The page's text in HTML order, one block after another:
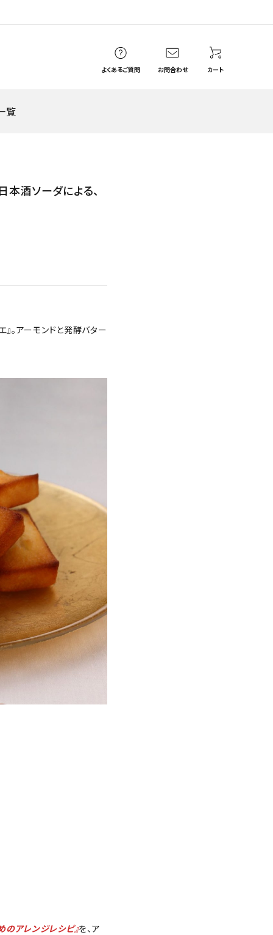
よくあるご質問 お問合わせ カート
瓶容器
覧
本酒ソーダによる、
。アーモンドと発酵バター
のアレンジレシピ』を、ア